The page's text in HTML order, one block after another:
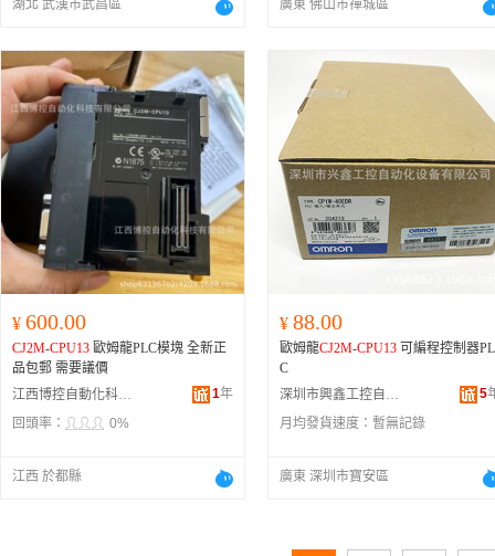
-10D、CDU25-40D、CJ2-10HB-XC8-
RB2BW20-90SZ、CUJB10-10D、
MB25-50、CJ1B15-01-32201、CJ2-10
HS-60、CJ206U1S00425.4、MKB12-
0RZ、CJ1B4-20U4、CDUJB10-15D
M、CJ2-10HB-XC8-30、CJ206-
4-15、CJ2-10H-A-75-R、CDJ2RA10-
5Z-B、CJ2-10H-Z-10Z、CD85N20-
-B、CJ1B2-8-DCI4067I、CJ2-10H-A-
5、MGPA25-30Z、CJ1W-PA202、
-10HB-XC8-45、CJ1B4DCG2005G1
D85N16-125-A、CDQMA32-20
湖北 武漢市武昌區 廣東 佛山市禪城區
¥ 600.00
CJ2M-CPU13
品包郵 需要議價
江西博控自動化科技有限公司
1年
回頭率：
0%
江西 於都縣
¥ 88.00
歐姆龍CJ2M-CPU13 可編程控制器PL
C
深圳市興鑫工控自動化設備有限公司
5
月均發貨速度： 暫無記錄
廣東 深圳市寶安區